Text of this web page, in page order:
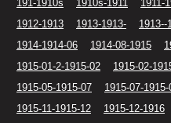
191-1910s
1910s-1911 1911-
1912-1913
1913-1913- 1913--
1914-1914-06
1914-08-1915
1915-01-2-1915-02
1915-02-
1915-05-1915-07
1915-07-1915-
1915-11-1915-12
1915-12-1916